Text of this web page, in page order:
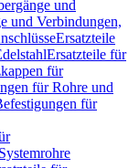
und
und Verbindungen,
Ersatzteile
Ersatzteile für
für
für Rohre und
für
Systemrohre